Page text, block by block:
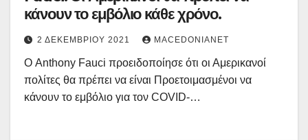
κάνουν το εμβόλιο κάθε χρόνο.
2 ΔΕΚΕΜΒΡΊΟΥ 2021 MACEDONIANET
Ο Anthony Fauci προειδοποίησε ότι οι Αμερικανοί
πολίτες θα πρέπει να είναι Προετοιμασμένοι να
κάνουν το εμβόλιο για τον COVID-…